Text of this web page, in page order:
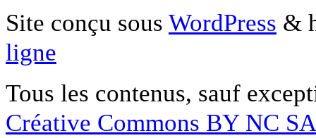
Site conçu sous WordPress &
ligne
Tous les contenus, sauf
Créative Commons BY NC SA